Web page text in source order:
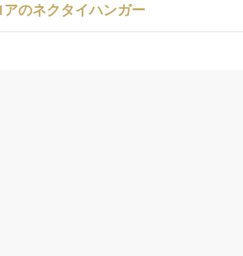
のネクタイハンガー